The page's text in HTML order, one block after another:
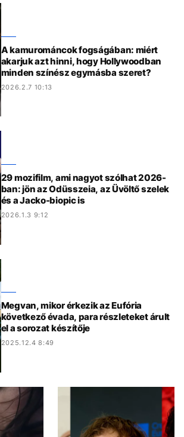
A kamurománcok fogságában: miért
akarjuk azt hinni, hogy Hollywoodban
minden színész egymásba szeret?
2026.2.7 10:13
29 mozifilm, ami nagyot szólhat 2026-
ban: jön az Odüsszeia, az Üvöltő szelek
és a Jacko-biopic is
2026.1.3 9:12
Megvan, mikor érkezik az Eufória
következő évada, para részleteket árult
el a sorozat készítője
2025.12.4 8:49